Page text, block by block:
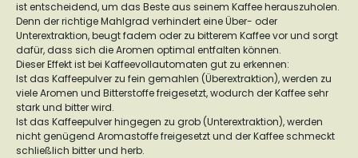
ist entscheidend, um das Beste aus seinem Kaffee herauszuholen.
Denn der richtige Mahlgrad verhindert eine Über- oder
Unterextraktion, beugt fadem oder zu bitterem Kaffee vor und sorgt
dafür, dass sich die Aromen optimal entfalten können.
Dieser Effekt ist bei Kaffeevollautomaten gut zu erkennen:
Ist das Kaffeepulver zu fein gemahlen (Überextraktion), werden zu
viele Aromen und Bitterstoffe freigesetzt, wodurch der Kaffee sehr
stark und bitter wird.
Ist das Kaffeepulver hingegen zu grob (Unterextraktion), werden
nicht genügend Aromastoffe freigesetzt und der Kaffee schmeckt
schließlich bitter und herb.